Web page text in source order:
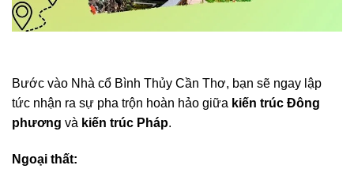
Bước vào Nhà cổ Bình Thủy Cần Thơ, bạn sẽ ngay lập
tức nhận ra sự pha trộn hoàn hảo giữa kiến trúc Đông
phương và kiến trúc Pháp.
Ngoại thất: